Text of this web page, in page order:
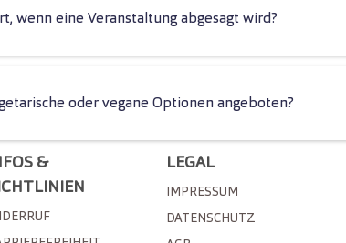
wenn eine Veranstaltung abgesagt wird?
oder vegane Optionen angeboten?
&
LEGAL
IMPRESSUM
DATENSCHUTZ